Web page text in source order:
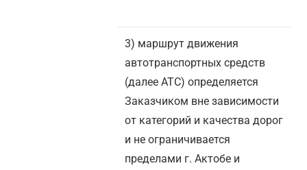
3) маршрут движения
автотранспортных средств
(далее АТС) определяется
Заказчиком вне зависимости
от категорий и качества дорог
и не ограничивается
пределами г. Актобе и